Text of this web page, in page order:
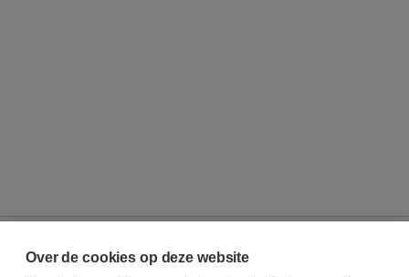
Over de cookies op deze website